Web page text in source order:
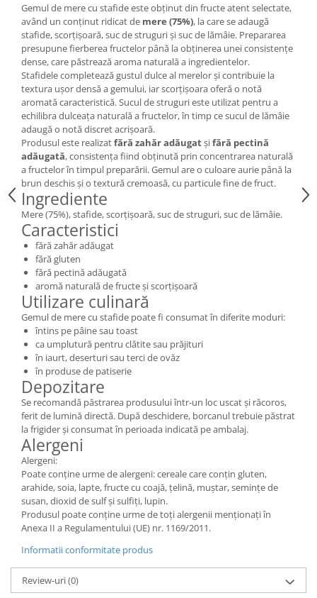
Gemul de mere cu stafide este obținut din fructe atent selectate,
având un conținut ridicat de mere (75%), la care se adaugă
stafide, scorțișoară, suc de struguri și suc de lămâie. Prepararea
presupune fierberea fructelor până la obținerea unei consistențe
dense, care păstrează aroma naturală a ingredientelor.
Stafidele completează gustul dulce al merelor și contribuie la
textura ușor densă a gemului, iar scorțișoara oferă o notă
aromată caracteristică. Sucul de struguri este utilizat pentru a
echilibra dulceața naturală a fructelor, în timp ce sucul de lămâie
adaugă o notă discret acrișoară.
Produsul este realizatfără zahăr adăugatșifără pectină
adăugată, consistența fiind obținută prin concentrarea naturală
a fructelor în timpul preparării. Gemul are o culoare aurie până la
brun deschis și o textură cremoasă, cu particule fine de fruct.
Ingrediente
Mere (75%), stafide, scorțișoară, suc de struguri, suc de lămâie.
Caracteristici
fără zahăr adăugat
fără gluten
fără pectină adăugată
aromă naturală de fructe și scorțișoară
Utilizare culinară
Gemul de mere cu stafide poate fi consumat în diferite moduri:
întins pe pâine sau toast
ca umplutură pentru clătite sau prăjituri
în iaurt, deserturi sau terci de ovăz
în produse de patiserie
Depozitare
Se recomandă păstrarea produsului într-un loc uscat și răcoros,
ferit de lumină directă. După deschidere, borcanul trebuie păstrat
la frigider și consumat în perioada indicată pe ambalaj.
Alergeni
Alergeni:
Poate conține urme de alergeni: cereale care conțin gluten,
arahide, soia, lapte, fructe cu coajă, țelină, muștar, semințe de
susan, dioxid de sulf și sulfiți, lupin.
Produsul poate conține urme de toți alergenii menționați în
Anexa II a Regulamentului (UE) nr. 1169/2011.
Informatii conformitate produs
Review-uri(0)